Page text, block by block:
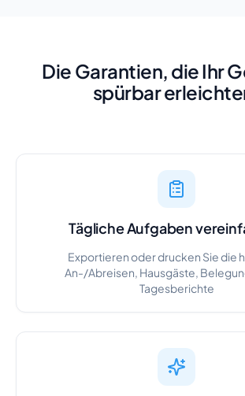
Die Garantien, die Ihr
spürbar
Tägliche Aufgaben
Exportieren oder drucken Sie die
An-/Abreisen, Hausgäste,
Tagesberichte